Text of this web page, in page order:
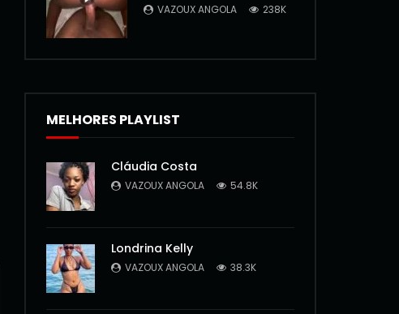
VAZOUX ANGOLA 238K
MELHORES PLAYLIST
Cláudia Costa
VAZOUX ANGOLA 54.8K
Londrina Kelly
VAZOUX ANGOLA 38.3K